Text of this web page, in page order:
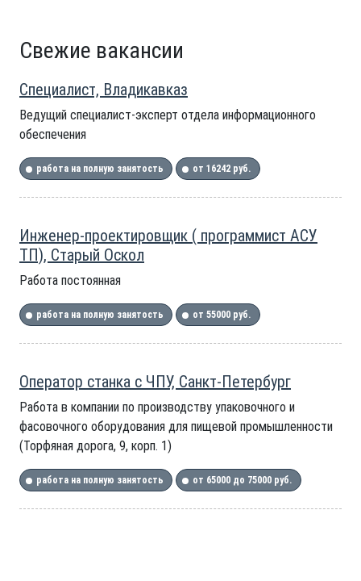
Свежие вакансии
Специалист, Владикавказ
Ведущий специалист-эксперт отдела информационного
обеспечения
работа на полную занятость от 16242 руб.
Инженер-проектировщик ( программист АСУ
ТП), Старый Оскол
Работа постоянная
работа на полную занятость от 55000 руб.
Оператор станка с ЧПУ, Санкт-Петербург
Работа в компании по производству упаковочного и
фасовочного оборудования для пищевой промышленности
(Торфяная дорога, 9, корп. 1)
работа на полную занятость от 65000 до 75000 руб.